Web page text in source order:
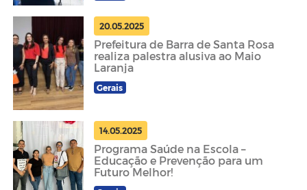
20.05.2025
Prefeitura de Barra de Santa Rosa
realiza palestra alusiva ao Maio
Laranja
Gerais
14.05.2025
Programa Saúde na Escola –
Educação e Prevenção para um
Futuro Melhor!